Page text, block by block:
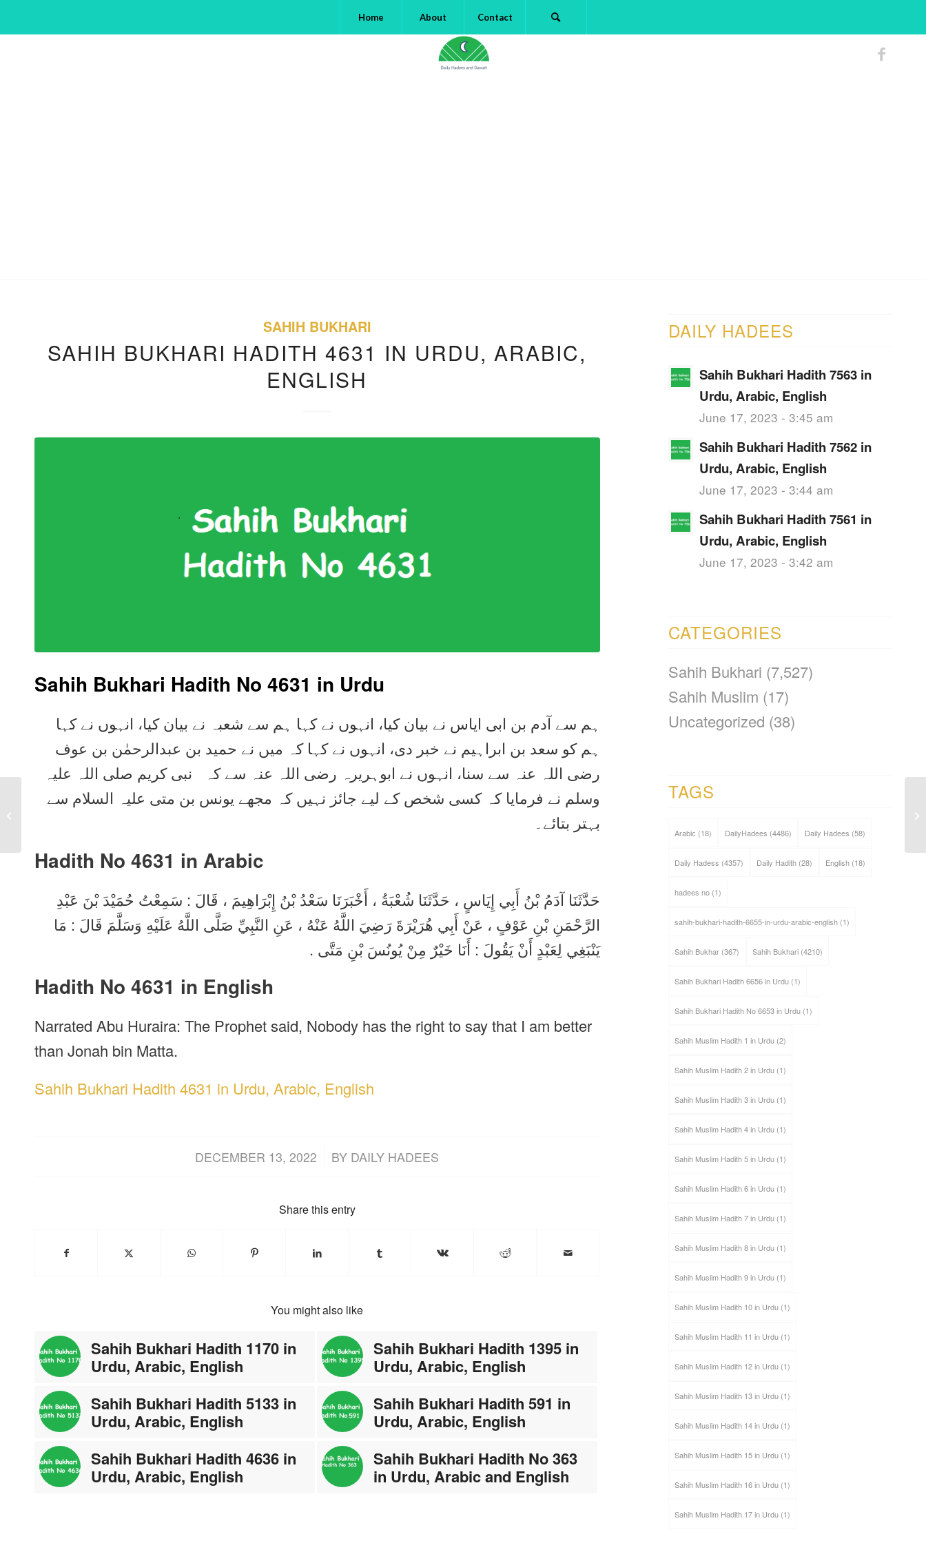
Home About Contact
SAHIH BUKHARI
SAHIH BUKHARI HADITH 4631 IN URDU, ARABIC,
ENGLISH
Sahih Bukhari Hadith No 4631 in Urdu
ہم سے آدم بن ابی ایاس نے بیان کیا، انہوں نے کہا ہم سے شعبہ نے بیان کیا، انہوں نے کہا
ہم کو سعد بن ابراہیم نے خبر دی، انہوں نے کہا کہ میں نے حمید بن عبدالرحمٰن بن عوف
رضی اللہ عنہ سے سنا، انہوں نے ابوہریرہ رضی اللہ عنہ سے کہ نبی کریم صلی اللہ علیہ
وسلم نے فرمایا کہ کسی شخص کے لیے جائز نہیں کہ مجھے یونس بن متی علیہ السلام سے
بہتر بتائے۔
Hadith No 4631 in Arabic
حَدَّثَنَا آدَمُ بْنُ أَبِي إِيَاسٍ ، حَدَّثَنَا شُعْبَةُ ، أَخْبَرَنَا سَعْدُ بْنُ إِبْرَاهِيمَ ، قَالَ : سَمِعْتُ حُمَيْدَ بْنَ عَبْدِ
الرَّحْمَنِ بْنِ عَوْفٍ ، عَنْ أَبِي هُرَيْرَةَ رَضِيَ اللَّهُ عَنْهُ ، عَنِ النَّبِيِّ صَلَّى اللَّهُ عَلَيْهِ وَسَلَّمَ قَالَ : مَا
يَنْبَغِي لِعَبْدٍ أَنْ يَقُولَ : أَنَا خَيْرٌ مِنْ يُونُسَ بْنِ مَتَّى .
Hadith No 4631 in English
Narrated Abu Huraira: The Prophet said, Nobody has the right to say that I am better
than Jonah bin Matta.
Sahih Bukhari Hadith 4631 in Urdu, Arabic, English
DECEMBER 13, 2022
/ BY DAILY HADEES
Share this entry
You might also like
Sahih Bukhari Hadith 1170 in
Urdu, Arabic, English
Sahih Bukhari Hadith 1395 in
Urdu, Arabic, English
Sahih Bukhari Hadith 5133 in
Urdu, Arabic, English
Sahih Bukhari Hadith 591 in
Urdu, Arabic, English
Sahih Bukhari Hadith 4636 in
Urdu, Arabic, English
Sahih Bukhari Hadith No 363
in Urdu, Arabic and English
DAILY HADEES
Sahih Bukhari Hadith 7563 in
Urdu, Arabic, English
June 17, 2023 - 3:45 am
Sahih Bukhari Hadith 7562 in
Urdu, Arabic, English
June 17, 2023 - 3:44 am
Sahih Bukhari Hadith 7561 in
Urdu, Arabic, English
June 17, 2023 - 3:42 am
CATEGORIES
Sahih Bukhari (7,527)
Sahih Muslim (17)
Uncategorized (38)
TAGS
Arabic (18) DailyHadees (4486) Daily Hadees (58)
Daily Hadess (4357) Daily Hadith(28) English(18)
hadees no(1)
sahih-bukhari-hadith-6655-in-urdu-arabic-english(1)
Sahih Bukhar(367) Sahih Bukhari(4210)
Sahih Bukhari Hadith 6656 in Urdu(1)
Sahih Bukhari Hadith No 6653 in Urdu(1)
Sahih Muslim Hadith 1 in Urdu(2)
Sahih Muslim Hadith 2 in Urdu(1)
Sahih Muslim Hadith 3 in Urdu(1)
Sahih Muslim Hadith 4 in Urdu(1)
Sahih Muslim Hadith 5 in Urdu(1)
Sahih Muslim Hadith 6 in Urdu(1)
Sahih Muslim Hadith 7 in Urdu(1)
Sahih Muslim Hadith 8 in Urdu(1)
Sahih Muslim Hadith 9 in Urdu(1)
Sahih Muslim Hadith 10 in Urdu(1)
Sahih Muslim Hadith 11 in Urdu(1)
Sahih Muslim Hadith 12 in Urdu(1)
Sahih Muslim Hadith 13 in Urdu(1)
Sahih Muslim Hadith 14 in Urdu(1)
Sahih Muslim Hadith 15 in Urdu(1)
Sahih Muslim Hadith 16 in Urdu(1)
Sahih Muslim Hadith 17 in Urdu(1)
Sahih Bukhari Hadith